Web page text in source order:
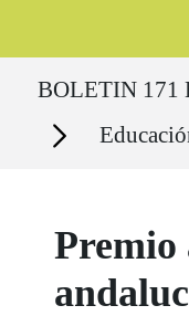
BOLETIN 171
Secciones
Premio